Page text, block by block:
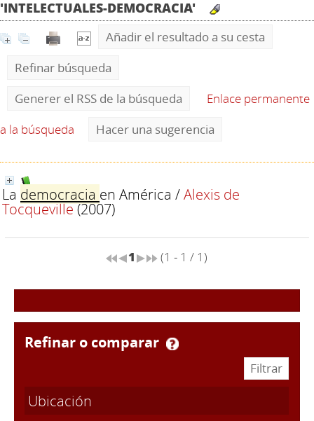
'INTELECTUALES-DEMOCRACIA'
Añadir el resultado a su cesta
Refinar búsqueda
Generer el RSS de la búsqueda
Enlace permanente
a la búsqueda
Hacer una sugerencia
La democracia en América /Alexis de
Tocqueville(2007)
1 (1 - 1 / 1)
refinar o comparar
Ubicación